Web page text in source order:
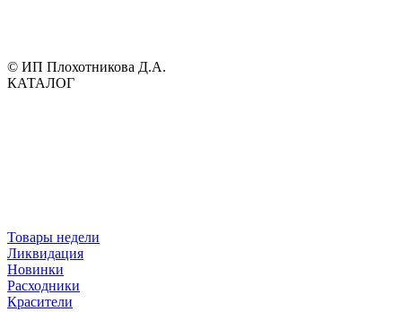
© ИП Плохотникова Д.А.
КАТАЛОГ
Товары недели
Ликвидация
Новинки
Расходники
Красители